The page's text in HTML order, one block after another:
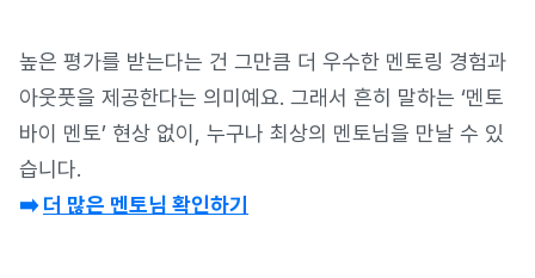
높은 평가를 받는다는 건 그만큼 더 우수한 멘토링 경험과
아웃풋을 제공한다는 의미예요. 그래서 흔히 말하는 ‘멘토
바이 멘토’ 현상 없이, 누구나 최상의 멘토님을 만날 수 있
습니다.
➡️더 많은 멘토님 확인하기